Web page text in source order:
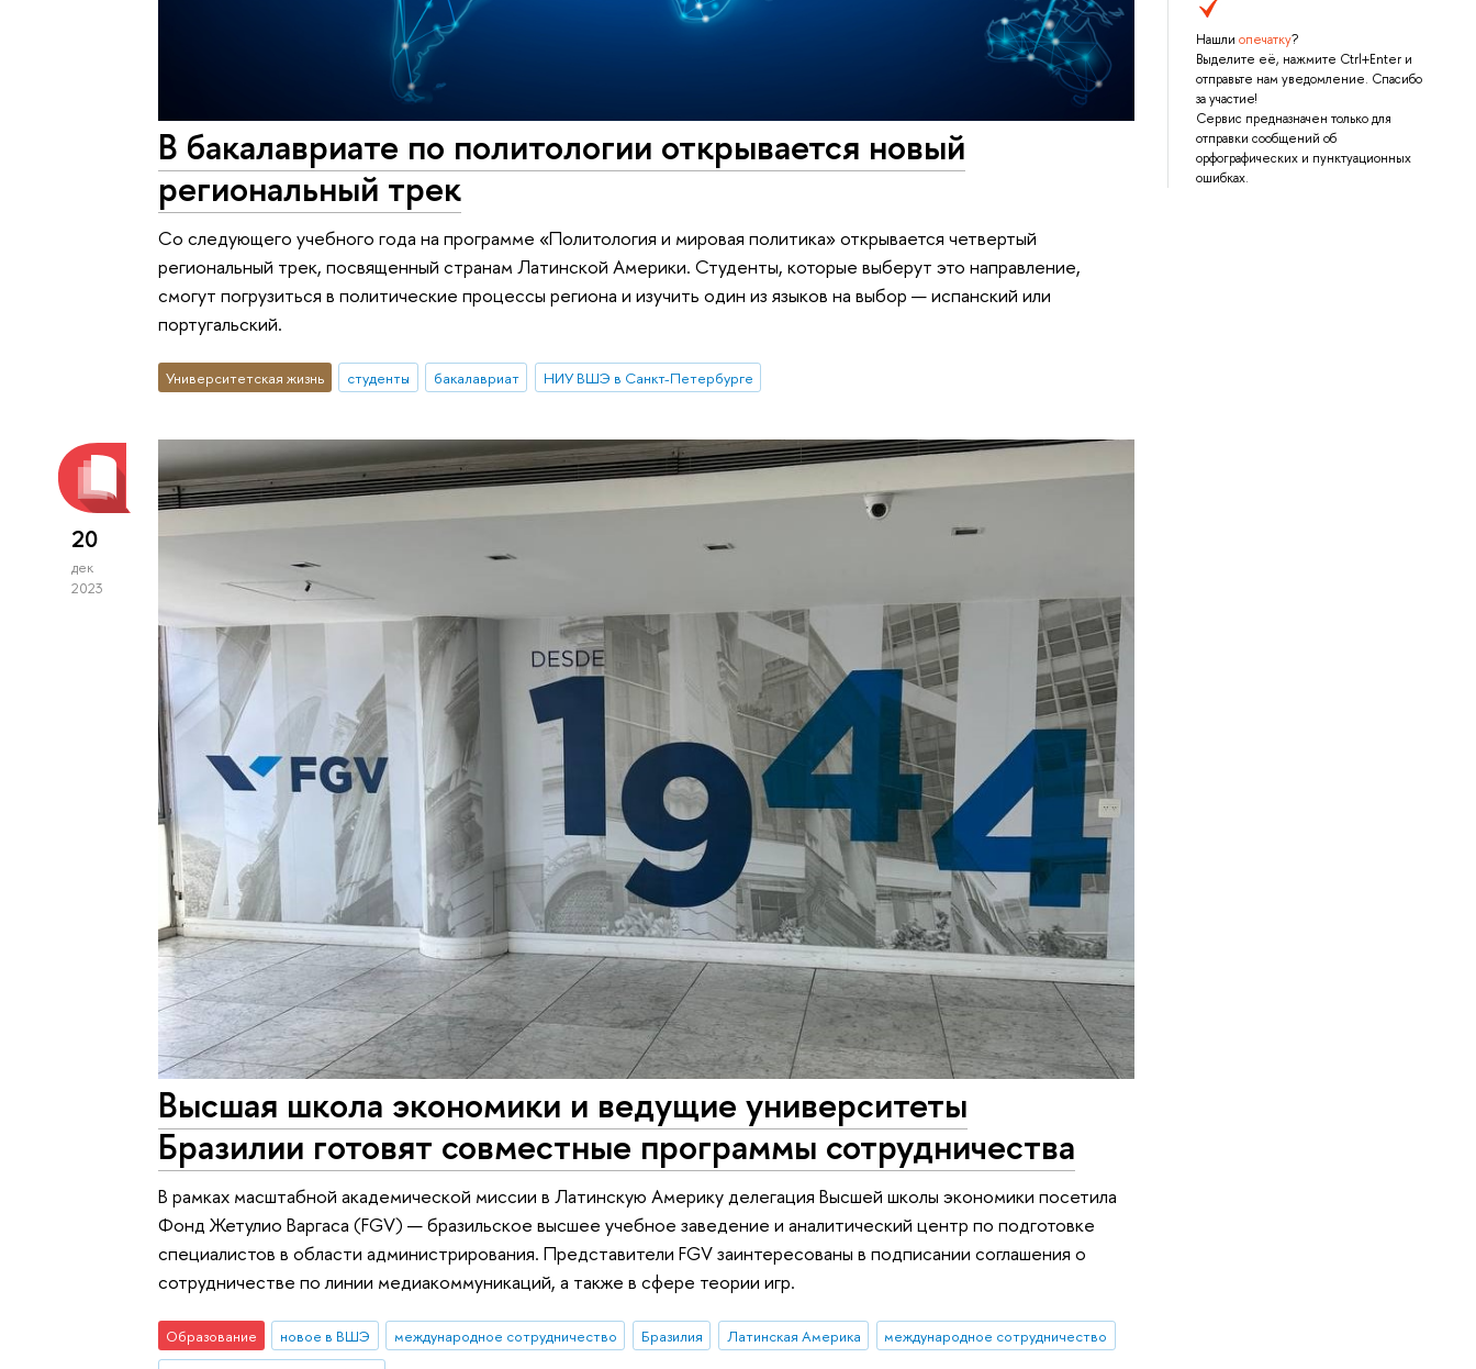
Нашли опечатку?
Выделите её, нажмите Ctrl+Enter и
отправьте нам уведомление. Спасибо
за участие!
Сервис предназначен только для
отправки сообщений об
орфографических и пунктуационных
ошибках.
В бакалавриате по политологии открывается новый
региональный трек
Со следующего учебного года на программе «Политология и мировая политика» открывается четвертый
региональный трек, посвященный странам Латинской Америки. Студенты, которые выберут это направление,
смогут погрузиться в политические процессы региона и изучить один из языков на выбор — испанский или
португальский.
Университетская жизнь студенты бакалавриат НИУ ВШЭ в Санкт-Петербурге
20
дек
2023
Высшая школа экономики и ведущие университеты
Бразилии готовят совместные программы сотрудничества
В рамках масштабной академической миссии в Латинскую Америку делегация Высшей школы экономики посетила
Фонд Жетулио Варгаса (FGV) — бразильское высшее учебное заведение и аналитический центр по подготовке
специалистов в области администрирования. Представители FGV заинтересованы в подписании соглашения о
сотрудничестве по линии медиакоммуникаций, а также в сфере теории игр.
Образование новое в ВШЭ международное сотрудничество Бразилия Латинская Америка
международное сотрудничество